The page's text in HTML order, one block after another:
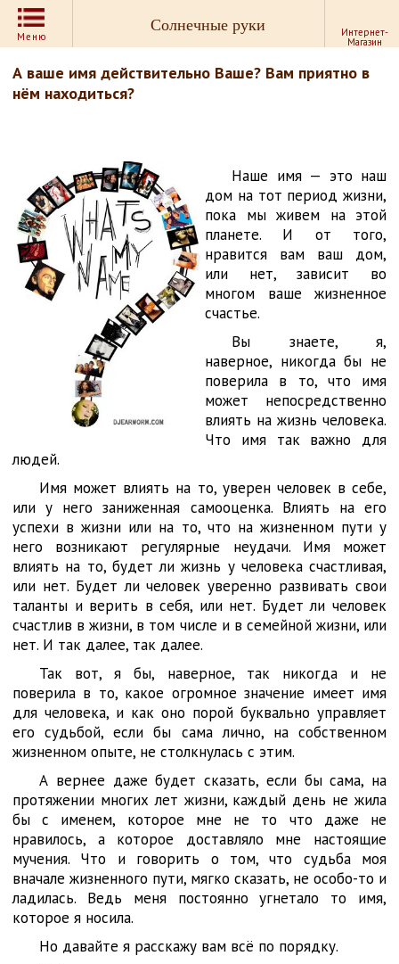
Меню
Солнечные руки Интернет-
Магазин
А ваше имя действительно Ваше? Вам приятно в
нём находиться?
Наше имя — это наш
дом на тот период жизни,
пока мы живем на этой
планете. И от того,
нравится вам ваш дом,
или нет, зависит во
многом ваше жизненное
счастье.
Вы знаете, я,
наверное, никогда бы не
поверила в то, что имя
может непосредственно
влиять на жизнь человека.
Что имя так важно для
людей.
Имя может влиять на то, уверен человек в себе,
или у него заниженная самооценка. Влиять на его
успехи в жизни или на то, что на жизненном пути у
него возникают регулярные неудачи. Имя может
влиять на то, будет ли жизнь у человека счастливая,
или нет. Будет ли человек уверенно развивать свои
таланты и верить в себя, или нет. Будет ли человек
счастлив в жизни, в том числе и в семейной жизни, или
нет. И так далее, так далее.
Так вот, я бы, наверное, так никогда и не
поверила в то, какое огромное значение имеет имя
для человека, и как оно порой буквально управляет
его судьбой, если бы сама лично, на собственном
жизненном опыте, не столкнулась с этим.
А вернее даже будет сказать, если бы сама, на
протяжении многих лет жизни, каждый день не жила
бы с именем, которое мне не то что даже не
нравилось, а которое доставляло мне настоящие
мучения. Что и говорить о том, что судьба моя
вначале жизненного пути, мягко сказать, не особо-то и
ладилась. Ведь меня постоянно угнетало то имя,
которое я носила.
Но давайте я расскажу вам всё по порядку.